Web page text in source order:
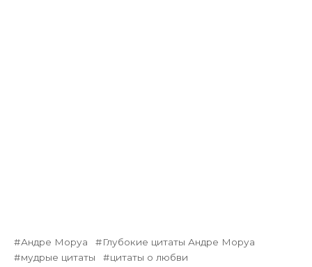
Андре Моруа
Глубокие цитаты Андре Моруа
мудрые цитаты
цитаты о любви